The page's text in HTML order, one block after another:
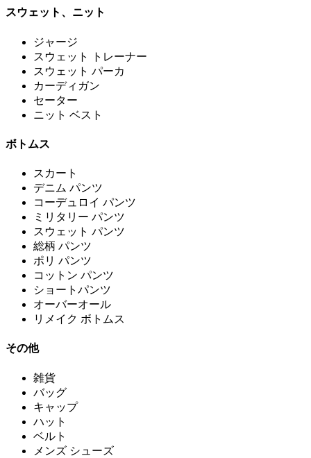
スウェット、ニット
ジャージ
スウェット トレーナー
スウェット パーカ
カーディガン
セーター
ニット ベスト
ボトムス
スカート
デニム パンツ
コーデュロイ パンツ
ミリタリー パンツ
スウェット パンツ
総柄 パンツ
ポリ パンツ
コットン パンツ
ショートパンツ
オーバーオール
リメイク ボトムス
その他
雑貨
バッグ
キャップ
ハット
ベルト
メンズ シューズ